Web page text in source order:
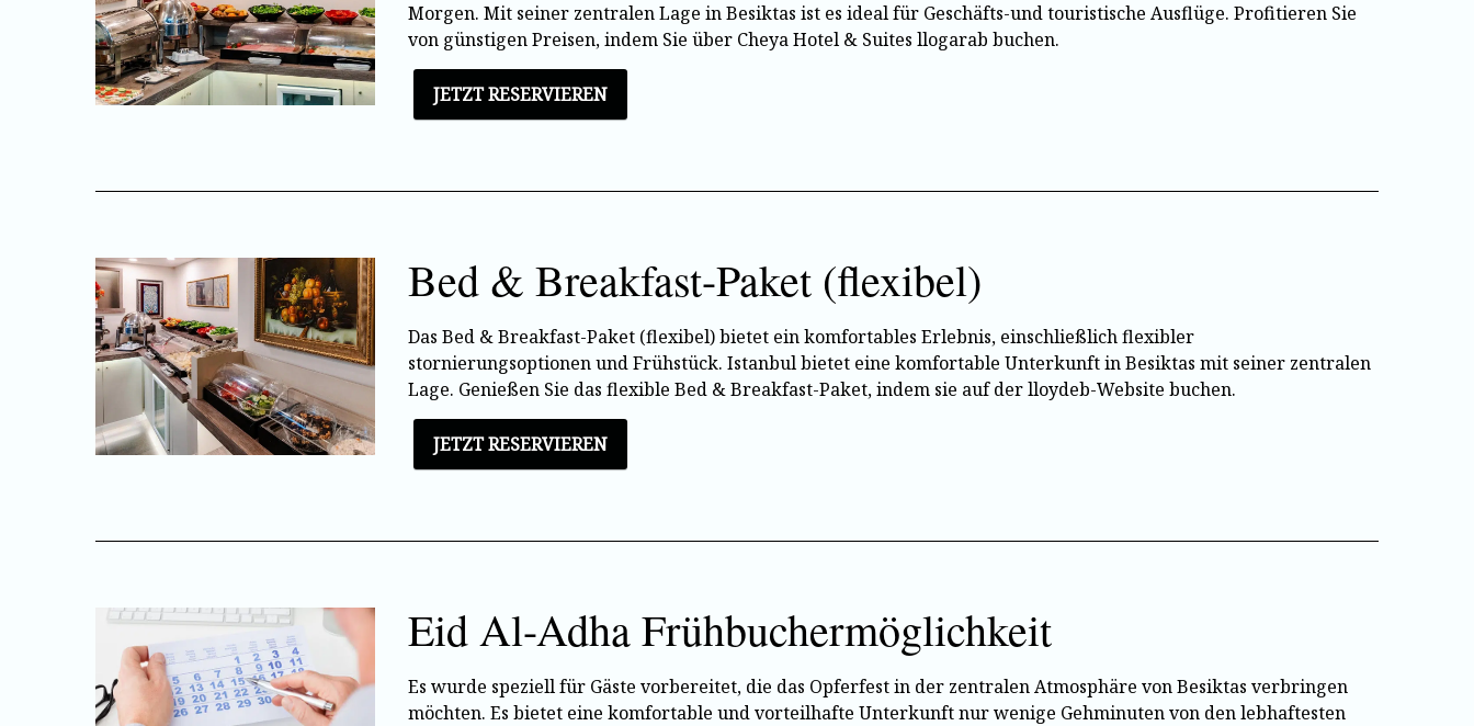
Morgen. Mit seiner zentralen Lage in Besiktas ist es ideal für Geschäfts-und touristische Ausflüge. Profitieren Sie
von günstigen Preisen, indem Sie über Cheya Hotel & Suites llogarab buchen.
JETZT RESERVIEREN
Bed & Breakfast-Paket (flexibel)
Das Bed & Breakfast-Paket (flexibel) bietet ein komfortables Erlebnis, einschließlich flexibler
stornierungsoptionen und Frühstück. Istanbul bietet eine komfortable Unterkunft in Besiktas mit seiner zentralen
Lage. Genießen Sie das flexible Bed & Breakfast-Paket, indem sie auf der lloydeb-Website buchen.
JETZT RESERVIEREN
Eid Al-Adha Frühbuchermöglichkeit
Es wurde speziell für Gäste vorbereitet, die das Opferfest in der zentralen Atmosphäre von Besiktas verbringen
möchten. Es bietet eine komfortable und vorteilhafte Unterkunft nur wenige Gehminuten von den lebhaftesten